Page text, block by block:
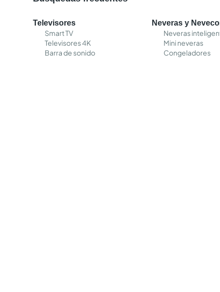
Televisores
Smart TV
Televisores 4K
Barra de sonido
Neveras y
Neveras
Mini neveras
Congeladores